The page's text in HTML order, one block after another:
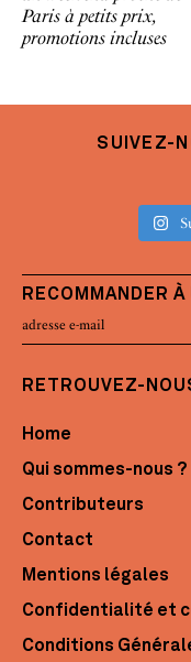
Paris à petits prix,
promotions incluses
SUIVEZ-
RECOMMANDER À
RETROUVEZ-
Home
Qui sommes-nous ?
Contributeurs
Contact
Mentions légales
Confidentialité et
Conditions